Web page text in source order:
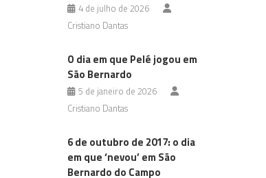
4 de julho de 2026
Cristiano Dantas
O dia em que Pelé jogou em
São Bernardo
5 de janeiro de 2026
Cristiano Dantas
6 de outubro de 2017: o dia
em que ‘nevou’ em São
Bernardo do Campo